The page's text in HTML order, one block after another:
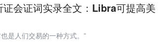
会证词实录全文：Libra可提高美
是人们交易的一种方式。”